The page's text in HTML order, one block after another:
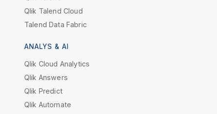
Qlik Talend Cloud
Talend Data Fabric
ANALYS & AI
Qlik Cloud Analytics
Qlik Answers
Qlik Predict
Qlik Automate